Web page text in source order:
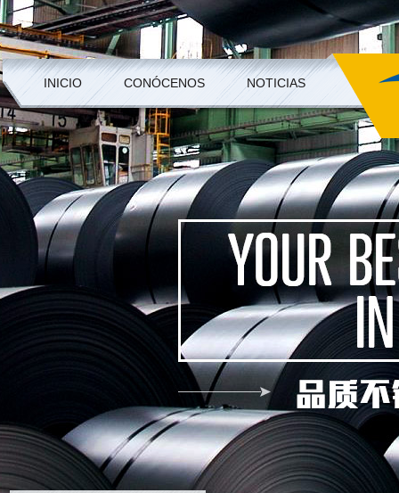
INICIO CONÓCENOS NOTICIAS